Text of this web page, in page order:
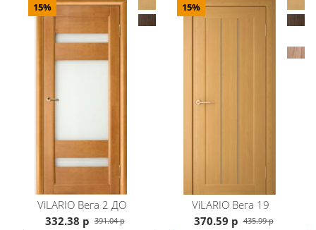
15%
ViLARIOВега 2 ДО
332.38 р 391.04 р
15%
ViLARIOВега 19
370.59 р 435.99 р